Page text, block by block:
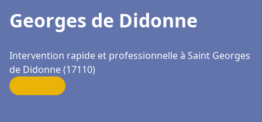
Georges de Didonne
Intervention rapide et professionnelle à Saint Georges
de Didonne (17110)